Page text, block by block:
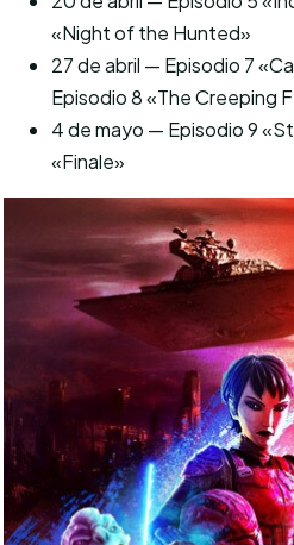
«Night of the Hunted»
27 de abril — Episodio 7
Episodio 8 «The Creeping
4 de mayo — Episodio 9
«Finale»